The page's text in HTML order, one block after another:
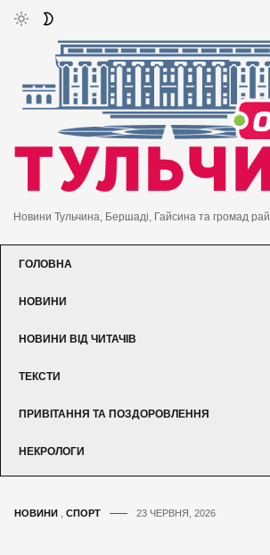
Новини Тульчина, Бершаді, Гайсина та громад
ГОЛОВНА
НОВИНИ
НОВИНИ ВІД ЧИТАЧІВ
ТЕКСТИ
ПРИВІТАННЯ ТА ПОЗДОРОВЛЕННЯ
НЕКРОЛОГИ
НОВИНИ СПОРТ 23 ЧЕРВНЯ, 2026